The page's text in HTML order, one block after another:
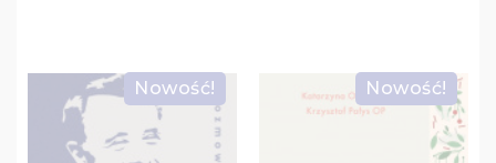
Nowość! Nowość!